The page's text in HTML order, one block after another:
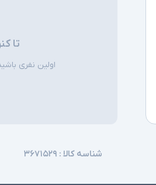
تا
اولین نفری
شناسه کالا : ۳۶۷۱۵۲۹